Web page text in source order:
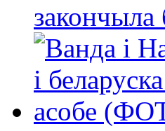
закончыла